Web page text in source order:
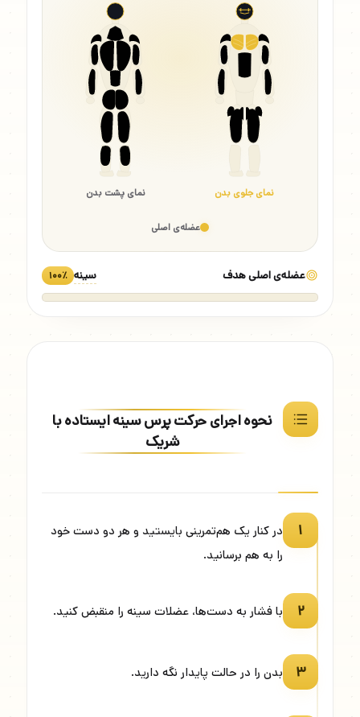
نمای جلوی بدن نمای پشت بدن
عضله‌ی اصلی
عضله‌ی اصلی هدف سینه ۱۰۰٪
نحوه اجرای حرکت پرس سینه ایستاده با
شریک
۱
در کنار یک هم‌تمرینی بایستید و هر دو دست خود
را به هم برسانید.
۲ با فشار به دست‌ها، عضلات سینه را منقبض کنید.
۳ بدن را در حالت پایدار نگه دارید.